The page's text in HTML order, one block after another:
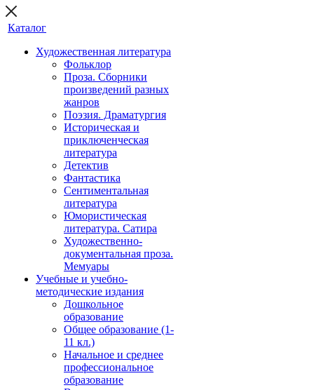
Каталог
Художественная литература
Фольклор
Проза. Сборники
произведений разных
жанров
Поэзия. Драматургия
Историческая и
приключенческая
литература
Детектив
Фантастика
Сентиментальная
литература
Юмористическая
литература. Сатира
Художественно-
документальная проза.
Мемуары
Учебные и учебно-
методические издания
Дошкольное
образование
Общее образование (1-
11 кл.)
Начальное и среднее
профессиональное
образование